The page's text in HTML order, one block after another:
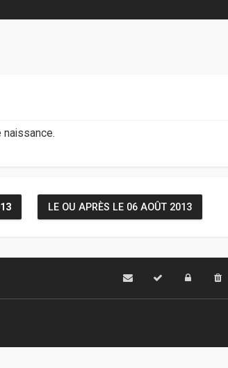
naissance.
LE OU APRÈS LE 06 AOÛT 2013